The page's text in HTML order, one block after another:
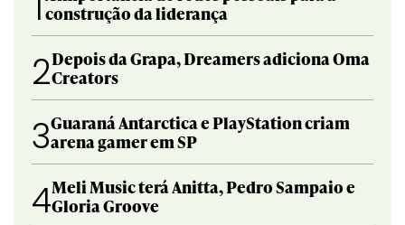
construção da liderança
2Depois da Grapa, Dreamers adiciona Oma
Creators
3Guaraná Antarctica e PlayStation criam
arena gamer em SP
4Meli Music terá Anitta, Pedro Sampaio e
Gloria Groove